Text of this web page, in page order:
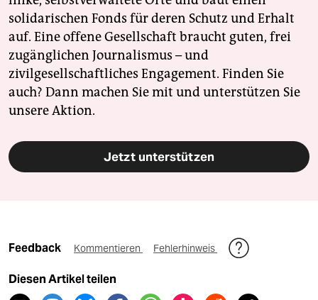
solidarischen Fonds für deren Schutz und Erhalt
auf. Eine offene Gesellschaft braucht guten, frei
zugänglichen Journalismus – und
zivilgesellschaftliches Engagement. Finden Sie
auch? Dann machen Sie mit und unterstützen Sie
unsere Aktion.
Jetzt unterstützen
Feedback Kommentieren Fehlerhinweis
Diesen Artikel teilen